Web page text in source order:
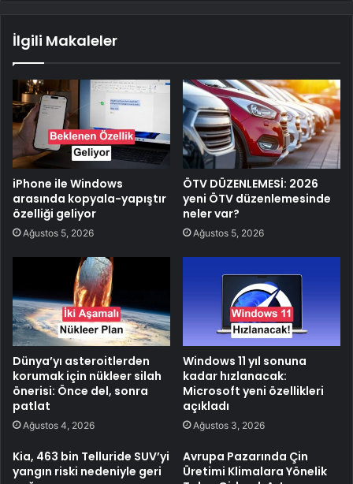
İlgili Makaleler
iPhone ile Windows
arasında kopyala-yapıştır
özelliği geliyor
Ağustos 5, 2026
ÖTV DÜZENLEMESİ: 2026
yeni ÖTV düzenlemesinde
neler var?
Ağustos 5, 2026
Dünya’yı asteroitlerden
korumak için nükleer silah
önerisi: Önce del, sonra
patlat
Ağustos 4, 2026
Windows 11 yıl sonuna
kadar hızlanacak:
Microsoft yeni özellikleri
açıkladı
Ağustos 3, 2026
Kia, 463 bin Telluride SUV’yi
yangın riski nedeniyle geri
Avrupa Pazarında Çin
Üretimi Klimalara Yönelik